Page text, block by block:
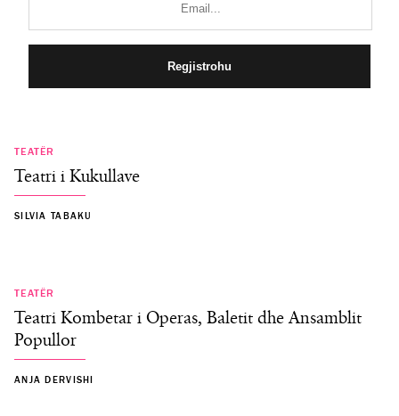
TEATËR
Teatri i Kukullave
SILVIA TABAKU
TEATËR
Teatri Kombetar i Operas, Baletit dhe Ansamblit
Popullor
ANJA DERVISHI